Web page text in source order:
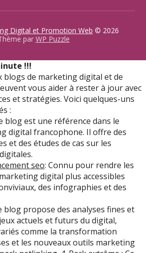
Digital et Promotion Web © 2026
par WP Puzzle
!!!
blogs de marketing digital et de
vous aider à rester à jour avec
et stratégies. Voici quelques-uns
:
blog est une référence dans le
digital francophone. Il offre des
et des études de cas sur les
seo: Connu pour rendre les
digital plus accessibles
des infographies et des
blog propose des analyses fines et
actuels et futurs du digital,
comme la transformation
et les nouveaux outils marketing